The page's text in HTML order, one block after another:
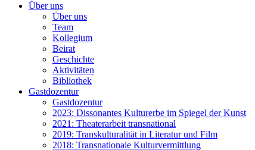
Über uns
Über uns
Team
Kollegium
Beirat
Geschichte
Aktivitäten
Bibliothek
Gastdozentur
Gastdozentur
2023: Dissonantes Kulturerbe im Spiegel der Kunst
2021: Theaterarbeit transnational
2019: Transkulturalität in Literatur und Film
2018: Transnationale Kulturvermittlung